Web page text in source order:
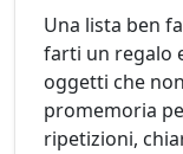
Una lista ben
farti un regalo
oggetti che
promemoria
ripetizioni,